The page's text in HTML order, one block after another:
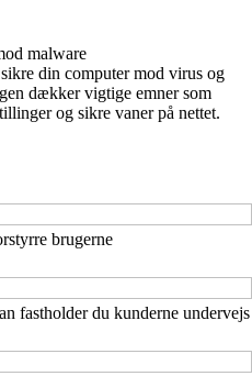
malware
din computer mod virus og
dækker vigtige emner som
og sikre vaner på nettet.
brugerne
fastholder du kunderne undervejs